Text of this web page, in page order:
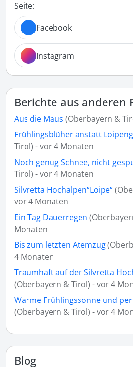
Seite:
Facebook
Instagram
Berichte aus anderen
Aus die Maus (Oberbayern &
Frühlingsblüher anstatt
Tirol) - vor 4 Monaten
Noch genug Schnee, nicht
Tirol) - vor 4 Monaten
Silvretta Hochalpen“Loipe“
vor 4 Monaten
Ein Tag Dauerregen
Monaten
Bis zum letzten Atemzug
4 Monaten
Traumhaft auf der Silvretta
(Oberbayern & Tirol) - vor 4
Warme Frühlingssonne und
(Oberbayern & Tirol) - vor 4
Blog